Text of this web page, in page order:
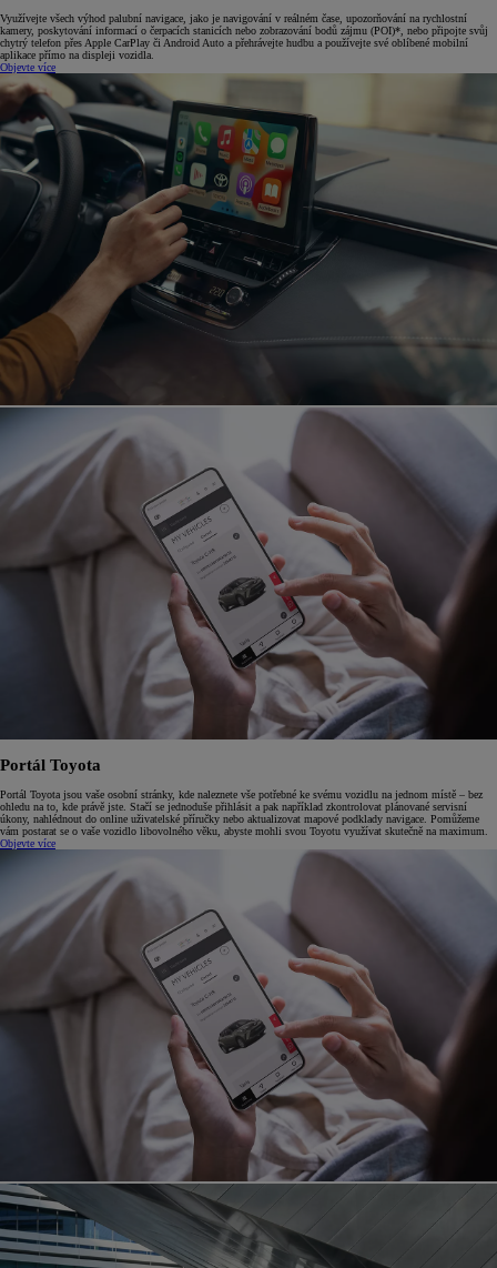
Využívejte všech výhod palubní navigace, jako je navigování v reálném čase, upozorňování na rychlostní
kamery, poskytování informací o čerpacích stanicích nebo zobrazování bodů zájmu (POI)*, nebo připojte svůj
chytrý telefon přes Apple CarPlay či Android Auto a přehrávejte hudbu a používejte své oblíbené mobilní
aplikace přímo na displeji vozidla.
Objevte více
Portál Toyota
Portál Toyota jsou vaše osobní stránky, kde naleznete vše potřebné ke svému vozidlu na jednom místě –⁠ bez
ohledu na to, kde právě jste. Stačí se jednoduše přihlásit a pak například zkontrolovat plánované servisní
úkony, nahlédnout do online uživatelské příručky nebo aktualizovat mapové podklady navigace. Pomůžeme
vám postarat se o vaše vozidlo libovolného věku, abyste mohli svou Toyotu využívat skutečně na maximum.
Objevte více